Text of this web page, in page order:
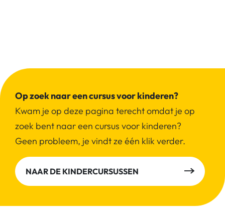
Op zoek naar een cursus voor kinderen?
Kwam je op deze pagina terecht omdat je op
zoek bent naar een cursus voor kinderen?
Geen probleem, je vindt ze één klik verder.
NAAR DE KINDERCURSUSSEN